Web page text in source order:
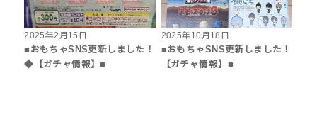
2025年2月15日
■おもちゃSNS更新しました！
◆【ガチャ情報】■
2025年10月18日
■おもちゃSNS更新しました！
【ガチャ情報】■